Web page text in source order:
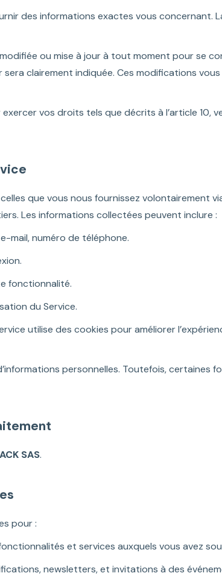
des informations exactes vous
ou mise à jour à tout moment pour se
clairement indiquée. Ces modifications
vos droits tels que décrits à l’article 10,
que vous nous fournissez volontairement
Les informations collectées peuvent inclure :
mail, numéro de téléphone.
fonctionnalité.
du Service.
utilise des cookies pour améliorer
personnelles. Toutefois,
SAS.
pour :
et services auxquels vous avez
newsletters, et invitations à des